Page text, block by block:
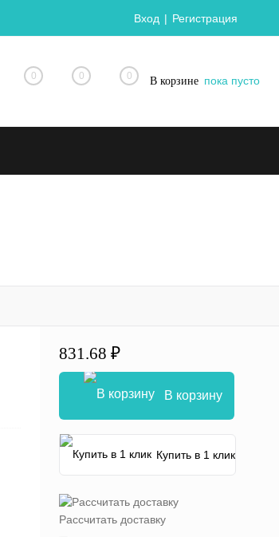
Вход Регистрация
0 0 0 В корзине пока пусто
831.68 ₽
В корзину
Купить в 1 клик
Рассчитать доставку